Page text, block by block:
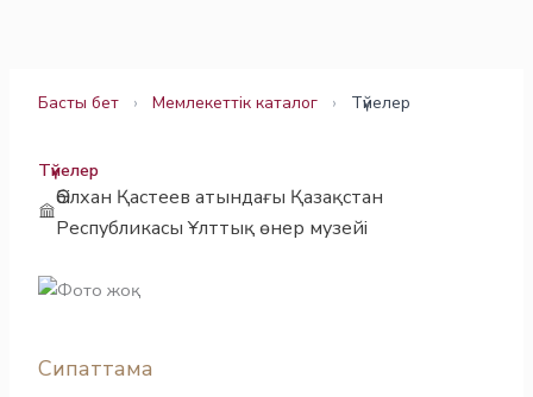
Басты бет › Мемлекеттік каталог › Түйелер
Түйелер
Әбілхан Қастеев атындағы Қазақстан
Республикасы Ұлттық өнер музейі
Сипаттама